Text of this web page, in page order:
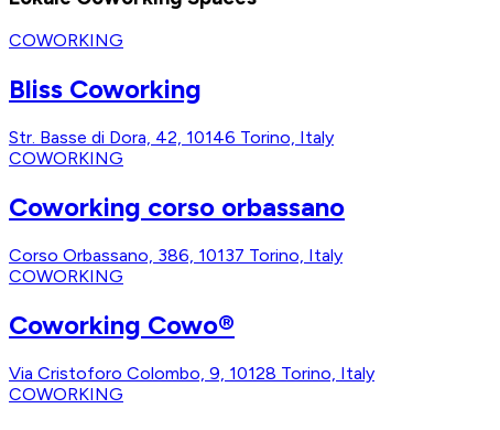
COWORKING
Bliss Coworking
Str. Basse di Dora, 42, 10146 Torino, Italy
COWORKING
Coworking corso orbassano
Corso Orbassano, 386, 10137 Torino, Italy
COWORKING
Coworking Cowo®
Via Cristoforo Colombo, 9, 10128 Torino, Italy
COWORKING